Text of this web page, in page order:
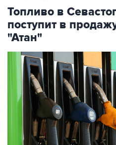
Топливо в
поступит в
"Атан"